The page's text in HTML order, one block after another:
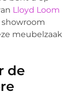
Lloyd Loom
showroom
meubelzaak
de